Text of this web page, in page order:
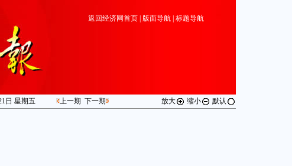
返回经济网首页| 版面导航| 标题导航
日 星期五 上一期 下一期 放大 缩小 默认